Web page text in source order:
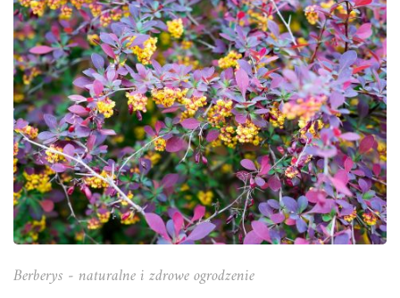
Berberys - naturalne i zdrowe ogrodzenie